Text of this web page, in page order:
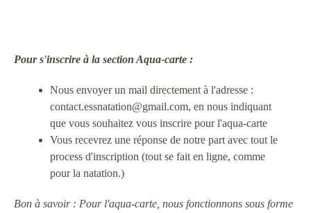
Pour s'inscrire à la section Aqua-carte :
Nous envoyer un mail directement à l'adresse :
contact.essnatation@gmail.com, en nous indiquant
que vous souhaitez vous inscrire pour l'aqua-carte
Vous recevrez une réponse de notre part avec tout le
process d'inscription (tout se fait en ligne, comme
pour la natation.)
Bon à savoir : Pour l'aqua-carte, nous fonctionnons sous forme